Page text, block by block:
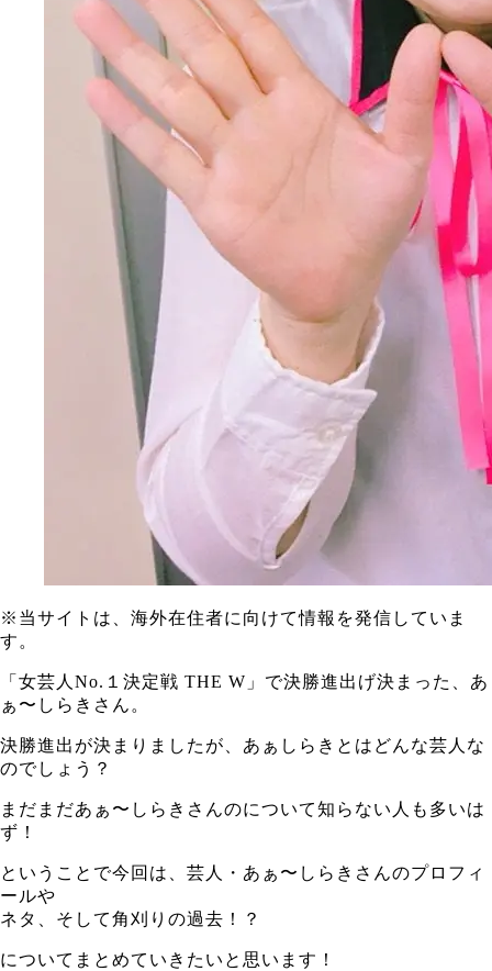
※当サイトは、海外在住者に向けて情報を発信していま
す。
「女芸人No.１決定戦 THE W」で決勝進出げ決まった、あ
ぁ〜しらきさん。
決勝進出が決まりましたが、あぁしらきとはどんな芸人な
のでしょう？
まだまだあぁ〜しらきさんのについて知らない人も多いは
ず！
ということで今回は、芸人・あぁ〜しらきさんのプロフィ
ールや
ネタ、そして角刈りの過去！？
についてまとめていきたいと思います！